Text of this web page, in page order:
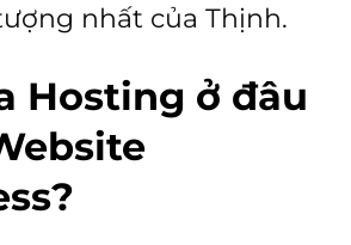
nhất của Thịnh.
Hosting ở đâu